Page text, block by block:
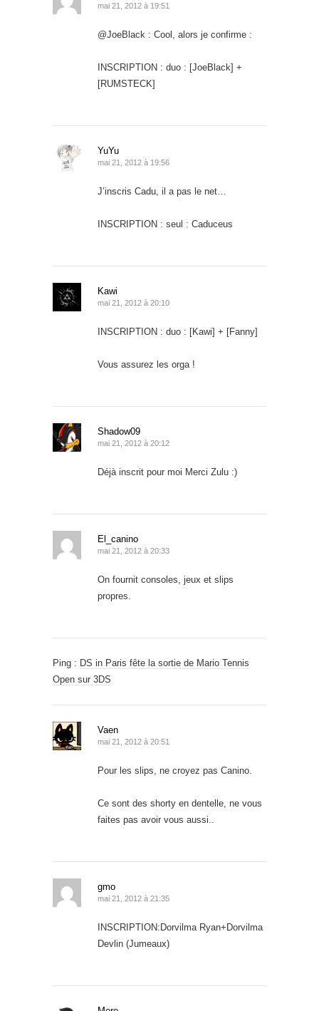
mai 21, 2012 à 19:51
@JoeBlack : Cool, alors je confirme :
INSCRIPTION : duo : [JoeBlack] +
[RUMSTECK]
YuYu
mai 21, 2012 à 19:56
J’inscris Cadu, il a pas le net…
INSCRIPTION : seul : Caduceus
Kawi
mai 21, 2012 à 20:10
INSCRIPTION : duo : [Kawi] + [Fanny]
Vous assurez les orga !
Shadow09
mai 21, 2012 à 20:12
Déjà inscrit pour moi Merci Zulu :)
El_canino
mai 21, 2012 à 20:33
On fournit consoles, jeux et slips
propres.
Ping : DS in Paris fête la sortie de Mario Tennis
Open sur 3DS
Vaen
mai 21, 2012 à 20:51
Pour les slips, ne croyez pas Canino.
Ce sont des shorty en dentelle, ne vous
faites pas avoir vous aussi..
gmo
mai 21, 2012 à 21:35
INSCRIPTION:Dorvilma Ryan+Dorvilma
Devlin (Jumeaux)